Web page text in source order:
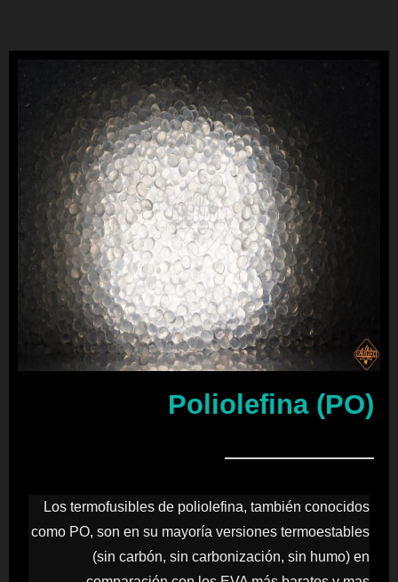
Poliolefina (PO)
Los termofusibles de poliolefina, también conocidos
como PO, son en su mayoría versiones termoestables
(sin carbón, sin carbonización, sin humo) en